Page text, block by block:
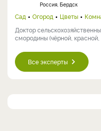
Россия, Бердск
Сад Огород Цветы
Доктор
смородины (чёрной, красной,
Все эксперты